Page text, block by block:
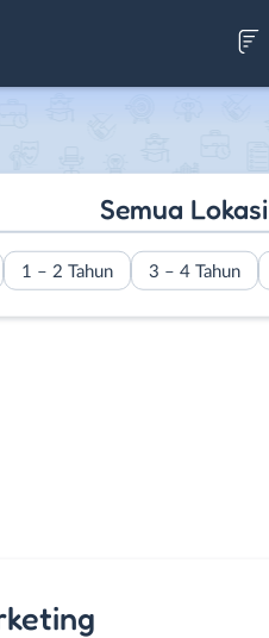
Semua Lokasi
1 – 2 Tahun 3 – 4 Tahun